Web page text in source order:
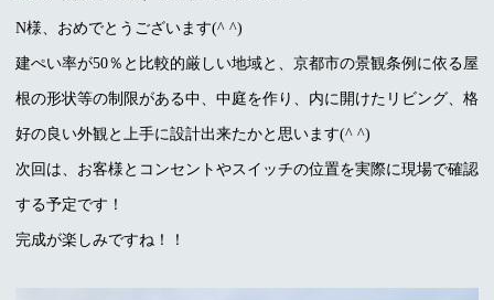
N様、おめでとうございます(^ ^)
建ぺい率が50％と比較的厳しい地域と、京都市の景観条例に依る屋
根の形状等の制限がある中、中庭を作り、内に開けたリビング、格
好の良い外観と上手に設計出来たかと思います(^ ^)
次回は、お客様とコンセントやスイッチの位置を実際に現場で確認
する予定です！
完成が楽しみですね！！